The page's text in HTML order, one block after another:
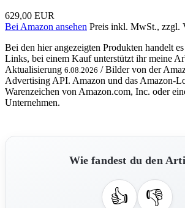
629,00 EUR
Bei Amazon ansehen Preis inkl. MwSt., zzgl.
Bei den hier angezeigten Produkten handelt
Links, bei einem Kauf unterstützt ihr meine
Aktualisierung 6.08.2026 / Bilder von der
Advertising API. Amazon und das Amazon-
Warenzeichen von Amazon.com, Inc. oder
Unternehmen.
Wie fandest du den
👍 👎